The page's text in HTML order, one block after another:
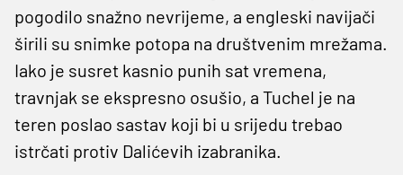
pogodilo snažno nevrijeme, a engleski navijači
širili su snimke potopa na društvenim mrežama.
Iako je susret kasnio punih sat vremena,
travnjak se ekspresno osušio, a Tuchel je na
teren poslao sastav koji bi u srijedu trebao
istrčati protiv Dalićevih izabranika.